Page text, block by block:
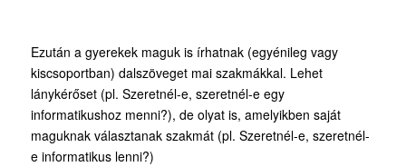
Ezután a gyerekek maguk is írhatnak (egyénileg vagy
kiscsoportban) dalszöveget mai szakmákkal. Lehet
lánykérőset (pl. Szeretnél-e, szeretnél-e egy
informatikushoz menni?), de olyat is, amelyikben saját
maguknak választanak szakmát (pl. Szeretnél-e, szeretnél-
e informatikus lenni?)